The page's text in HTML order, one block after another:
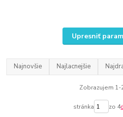
Upresniť
Najnovšie Najlacnejšie
Zobrazujem 1-
stránka zo 4